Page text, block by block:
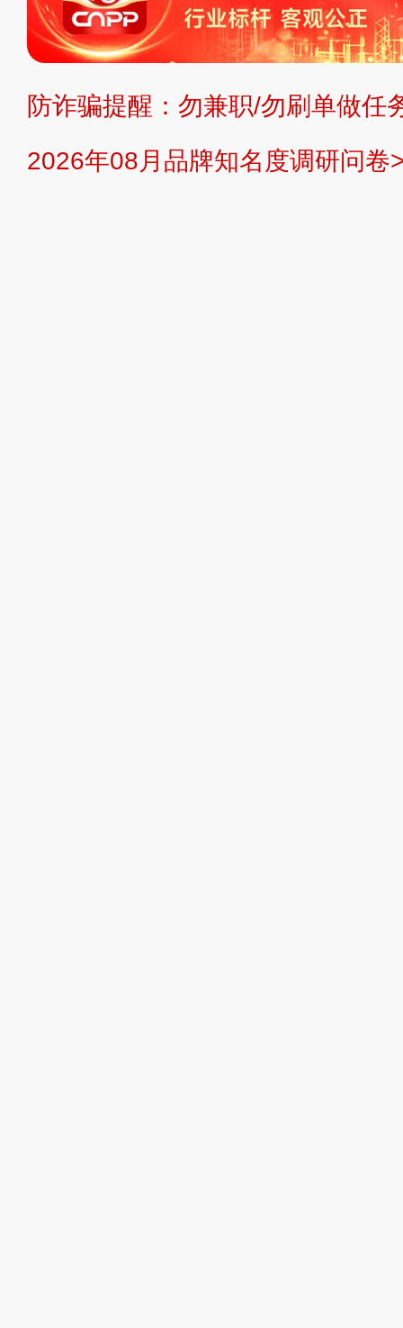
不代理、不招商、不提供中介服务。
持投资购买的观点或意见，页面信息
提交说明： 快速提交发布>> 提交品
防诈骗提醒：勿兼职/勿刷单做任
2026年08月品牌知名度调研问卷